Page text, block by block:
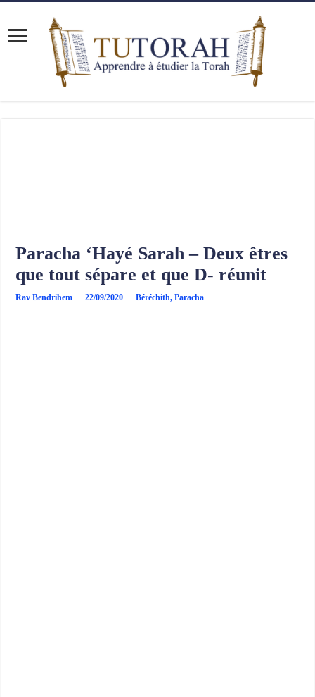
Paracha ‘Hayé Sarah – Deux êtres
que tout sépare et que D- réunit
Rav Bendrihem 22/09/2020 Béréchith,Paracha